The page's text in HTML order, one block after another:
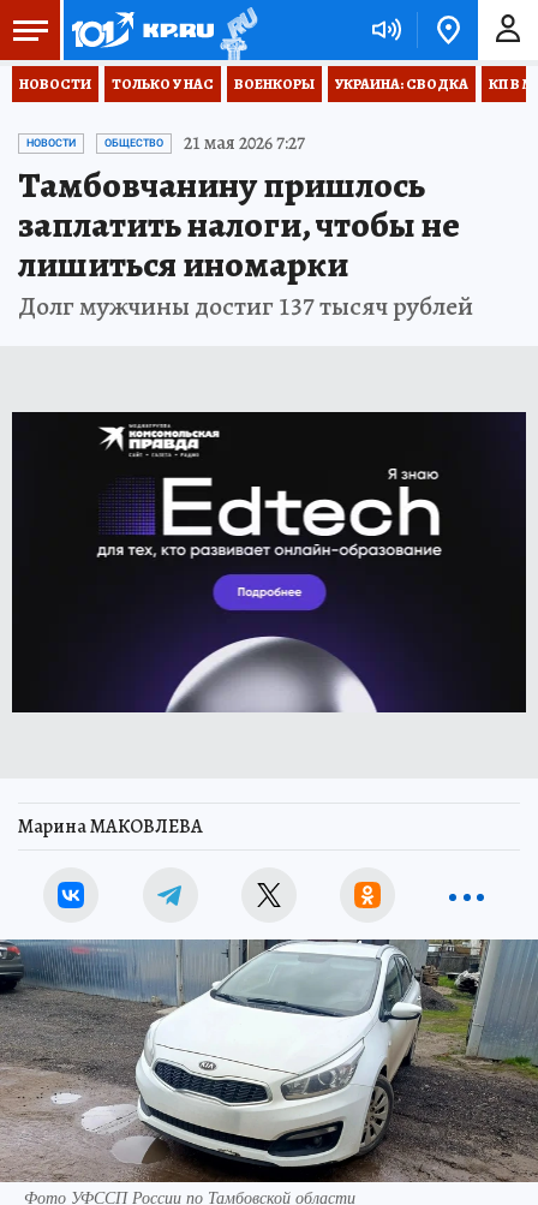
НОВОСТИ ТОЛЬКО У НАС ВОЕНКОРЫ УКРАИНА: СВОДКА КП В
НОВОСТИ ОБЩЕСТВО 21 мая 2026 7:27
Тамбовчанину пришлось
заплатить налоги, чтобы не
лишиться иномарки
Долг мужчины достиг 137 тысяч рублей
Марина МАКОВЛЕВА
Фото УФССП России по Тамбовской области